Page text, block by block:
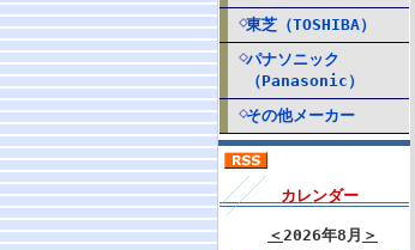
東芝（TOSHIBA）
パナソニック
（Panasonic）
その他メーカー
カレンダー
＜2026年8月 ＞